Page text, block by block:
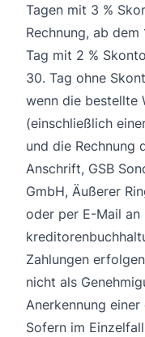
Tagen mit 3 %
Rechnung, ab
Tag mit 2 %
30. Tag ohne
wenn die bestellte
(einschließlich
und die Rechnung
Anschrift, GSB
GmbH, Äußerer
oder per E-Mail an
Zahlungen
nicht als
Anerkennung
Sofern im